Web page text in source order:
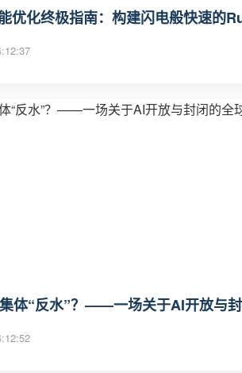
优化终极指南：构建闪电般快速的
体“反水”？——一场关于AI开放与